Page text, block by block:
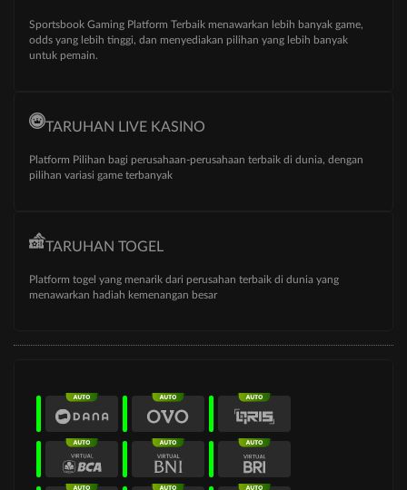
Sportsbook Gaming Platform Terbaik menawarkan lebih banyak game,
odds yang lebih tinggi, dan menyediakan pilihan yang lebih banyak
untuk pemain.
TARUHAN LIVE KASINO
Platform Pilihan bagi perusahaan-perusahaan terbaik di dunia, dengan
pilihan variasi game terbanyak
TARUHAN TOGEL
Platform togel yang menarik dari perusahan terbaik di dunia yang
menawarkan hadiah kemenangan besar